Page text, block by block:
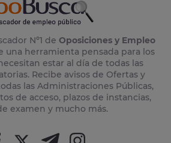
Nº1 de Oposiciones y Empleo
una herramienta pensada para los
estar al día de todas las
Recibe avisos de Ofertas y
las Administraciones Públicas,
de acceso, plazos de instancias,
examen y mucho más.